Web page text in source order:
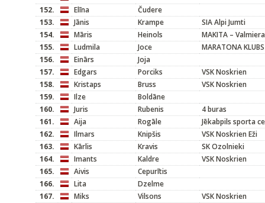
152.
Elīna
Čudere
153.
Jānis Krampe
SIA Alpi Jumti
154.
Māris Heinols
MAKITA – Valmiera
155.
Ludmila Joce
MARATONA KLUBS
156.
Einārs
Joja
157.
Edgars Porciks
VSK Noskrien
158.
Kristaps Bruss
VSK Noskrien
159.
Ilze
Boldāne
160.
Juris Rubenis
4 buras
161.
Aija Rogāle
Jēkabpils sporta
162.
Ilmars Knipšis
VSK Noskrien Eži
163.
Kārlis Kravis
SK Ozolnieki
164.
Imants Kaldre
VSK Noskrien
165.
Aivis
Cepurītis
166.
Lita
Dzelme
167.
Miks Vilsons
VSK Noskrien